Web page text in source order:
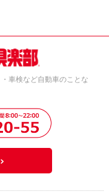
車検など自動車のことな